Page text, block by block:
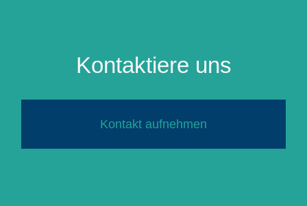
Kontaktiere uns
Kontakt aufnehmen